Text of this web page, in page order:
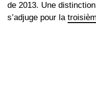
de 2013. Une
s’adjuge pour la